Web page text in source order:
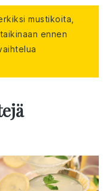
mustikoita,
ennen